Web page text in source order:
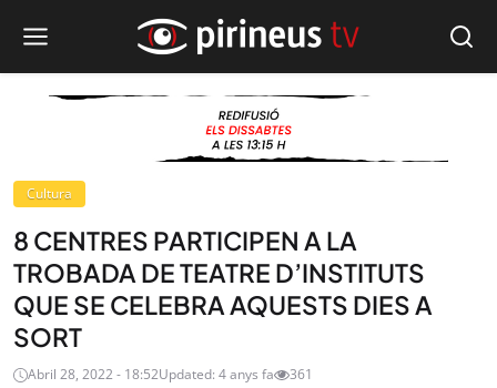
Cultura
8 CENTRES PARTICIPEN A LA
TROBADA DE TEATRE D’INSTITUTS
QUE SE CELEBRA AQUESTS DIES A
SORT
Abril 28, 2022 - 18:52Updated: 4 anys fa 361